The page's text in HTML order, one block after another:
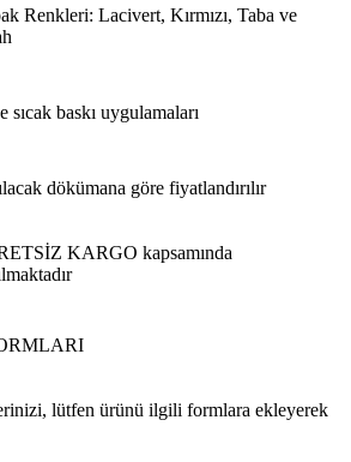
Renkleri: Lacivert, Kırmızı, Taba ve
sıcak baskı uygulamaları
dökümana göre fiyatlandırılır
KARGO kapsamında
lütfen ürünü ilgili formlara ekleyerek